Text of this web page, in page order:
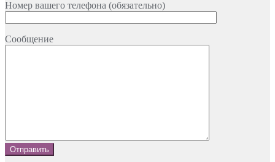
Номер вашего телефона (обязательно)
Сообщение